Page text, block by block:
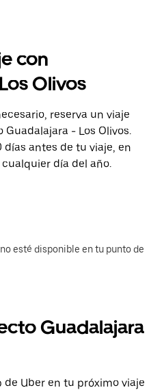
con
Olivos
reserva un viaje
- Los Olivos.
antes de tu viaje, en
día del año.
esté disponible en tu punto de
Guadalajara
de Uber en tu próximo viaje